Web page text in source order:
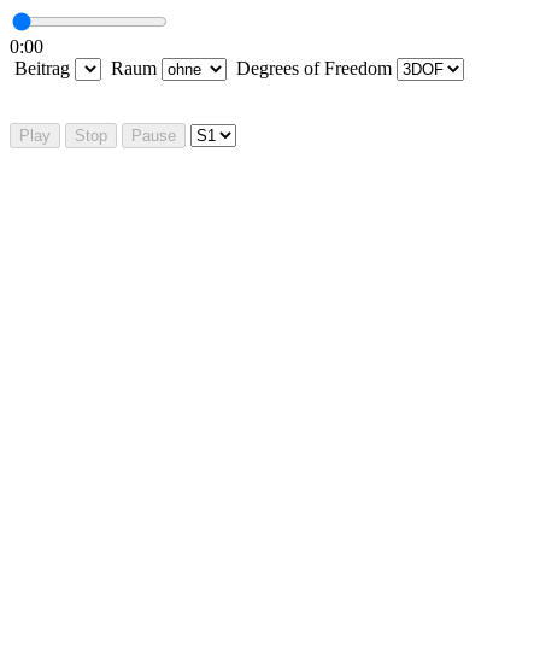
0:00
Beitrag
Raum Degrees of Freedom
Play Stop Pause